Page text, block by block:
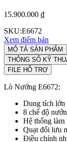
15.900.000 ₫
SKU:E6672
Xem điểm bán
MÔ TẢ SẢN PHẨM
THÔNG SỐ KỸ
FILE HỖ TRỢ
Lò Nướng E6672:
Dung tích lớn
8 chế độ
Hệ thống làm
Quạt đối lưu
Điều chỉnh